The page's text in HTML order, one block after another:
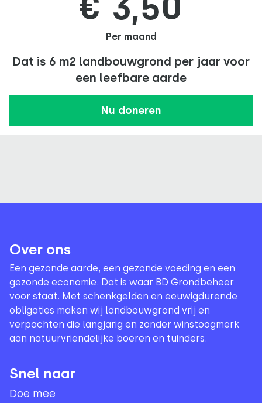
Per maand
Dat is 6 m2 landbouwgrond per jaar voor
een leefbare aarde
Nu doneren
Over ons
Een gezonde aarde, een gezonde voeding en een
gezonde economie. Dat is waar BD Grondbeheer
voor staat. Met schenkgelden en eeuwigdurende
obligaties maken wij landbouwgrond vrij en
verpachten die langjarig en zonder winstoogmerk
aan natuurvriendelijke boeren en tuinders.
Snel naar
Doe mee